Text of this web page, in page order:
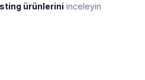
ürünlerini inceleyin